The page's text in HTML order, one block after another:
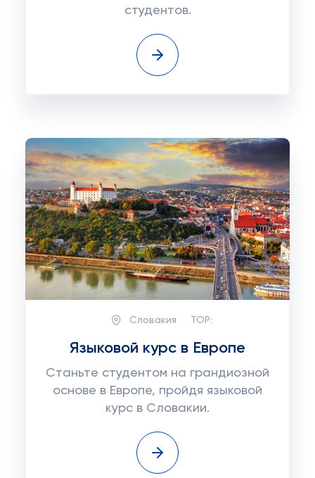
студентов.
Словакия TOP:
Языковой курс в Европе
Станьте студентом на грандиозной
основе в Европе, пройдя языковой
курс в Словакии.